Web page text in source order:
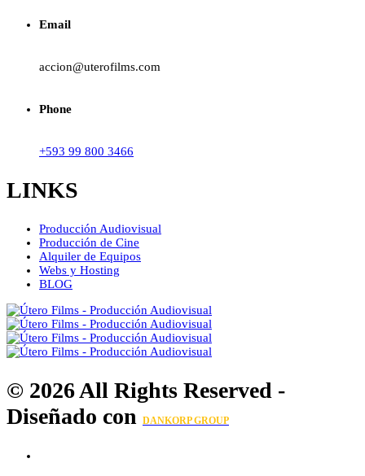
Email
accion@uterofilms.com
Phone
+593 99 800 3466
LINKS
Producción Audiovisual
Producción de Cine
Alquiler de Equipos
Webs y Hosting
BLOG
© 2026 All Rights Reserved -
Diseñado con DANKORP GROUP